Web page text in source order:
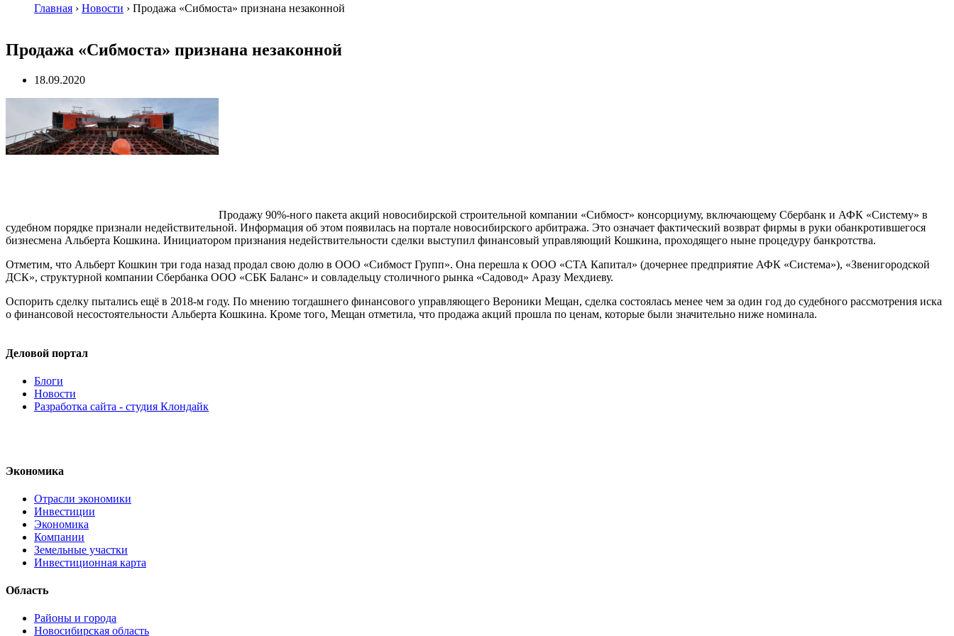
Главная › Новости › Продажа «Сибмоста» признана незаконной
Продажа «Сибмоста» признана незаконной
18.09.2020
Продажу 90%-ного пакета акций новосибирской строительной компании «Сибмост» консорциуму, включающему Сбербанк и АФК «Систему» в
судебном порядке признали недействительной. Информация об этом появилась на портале новосибирского арбитража. Это означает фактический возврат фирмы в руки обанкротившегося
бизнесмена Альберта Кошкина. Инициатором признания недействительности сделки выступил финансовый управляющий Кошкина, проходящего ныне процедуру банкротства.
Отметим, что Альберт Кошкин три года назад продал свою долю в ООО «Сибмост Групп». Она перешла к ООО «СТА Капитал» (дочернее предприятие АФК «Система»), «Звенигородской
ДСК», структурной компании Сбербанка ООО «СБК Баланс» и совладельцу столичного рынка «Садовод» Аразу Мехдиеву.
Оспорить сделку пытались ещё в 2018-м году. По мнению тогдашнего финансового управляющего Вероники Мещан, сделка состоялась менее чем за один год до судебного рассмотрения иска
о финансовой несостоятельности Альберта Кошкина. Кроме того, Мещан отметила, что продажа акций прошла по ценам, которые были значительно ниже номинала.
Деловой портал
Блоги
Новости
Разработка сайта - студия Клондайк
Экономика
Отрасли экономики
Инвестиции
Экономика
Компании
Земельные участки
Инвестиционная карта
Область
Районы и города
Новосибирская область